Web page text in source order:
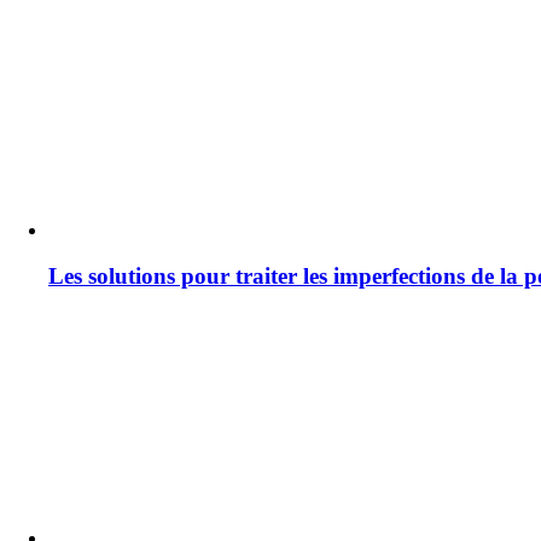
Les solutions pour traiter les imperfections de la